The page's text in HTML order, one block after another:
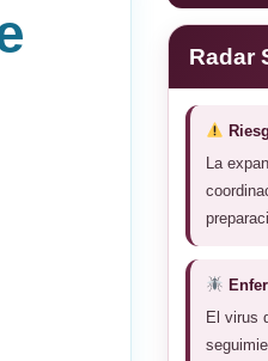
Radar
La
El virus